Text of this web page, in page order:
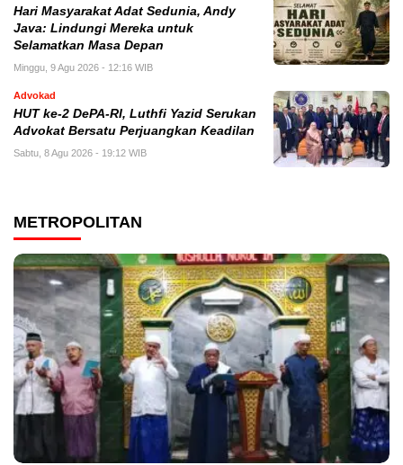
Hari Masyarakat Adat Sedunia, Andy
Java: Lindungi Mereka untuk
Selamatkan Masa Depan
Minggu, 9 Agu 2026 - 12:16 WIB
Advokad
HUT ke-2 DePA-RI, Luthfi Yazid Serukan
Advokat Bersatu Perjuangkan Keadilan
Sabtu, 8 Agu 2026 - 19:12 WIB
METROPOLITAN